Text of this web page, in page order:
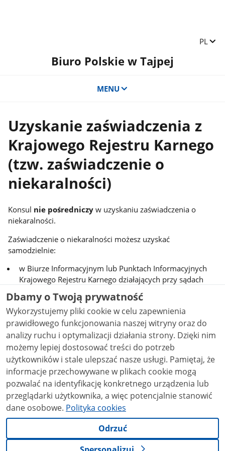
Zmień
PL
Biuro Polskie w Tajpej
MENU
Uzyskanie zaświadczenia z
Krajowego Rejestru Karnego
(tzw. zaświadczenie o
niekaralności)
Konsul nie pośredniczy w uzyskaniu zaświadczenia o
niekaralności.
Zaświadczenie o niekaralności możesz uzyskać
samodzielnie:
w Biurze Informacyjnym lub Punktach Informacyjnych
Krajowego Rejestru Karnego działających przy sądach
korzystając z usług pełnomocnika,
lub drogą pocztową.
Szczegółowe informacje na temat sposobów uzyskania
zaświadczenia znajdziesz na stronie Ministerstwa
Sprawiedliwości.
Jeśli posiadać kwalifikowany podpis elektroniczny lub
podpis potwierdzony profilem zaufanym e-PUAP – możesz
wystąpić o zaświadczenie drogą elektroniczną za
pośrednictwem e-Platformy Ministerstwa Sprawiedliwości
Podstawa prawna
Dbamy o Twoją prywatność
Wykorzystujemy pliki cookie w celu zapewnienia
prawidłowego funkcjonowania naszej witryny oraz do
analizy ruchu i optymalizacji działania strony. Dzięki nim
możemy lepiej dostosować treści do potrzeb
użytkowników i stale ulepszać nasze usługi. Pamiętaj, że
informacje przechowywane w plikach cookie mogą
pozwalać na identyfikację konkretnego urządzenia lub
przeglądarki użytkownika, a więc potencjalnie stanowić
dane osobowe. Polityka cookies
Odrzuć